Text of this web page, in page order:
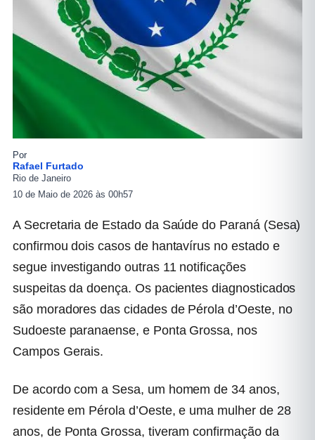
Por
Rafael Furtado
Rio de Janeiro
10 de Maio de 2026 às 00h57
A Secretaria de Estado da Saúde do Paraná (Sesa)
confirmou dois casos de hantavírus no estado e
segue investigando outras 11 notificações
suspeitas da doença. Os pacientes diagnosticados
são moradores das cidades de Pérola d’Oeste, no
Sudoeste paranaense, e Ponta Grossa, nos
Campos Gerais.
De acordo com a Sesa, um homem de 34 anos,
residente em Pérola d’Oeste, e uma mulher de 28
anos, de Ponta Grossa, tiveram confirmação da